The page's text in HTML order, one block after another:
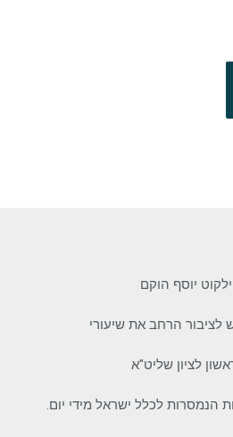
יוסף הוקם
לציבור הרחב את שיעורי
לציון שליט"א
הנמסרות לכלל ישראל מידי יום.